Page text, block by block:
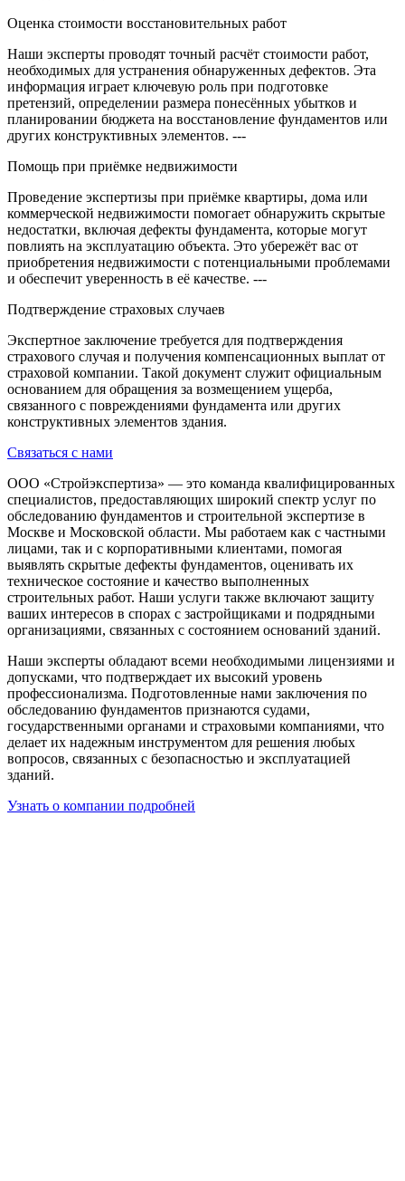
Оценка стоимости восстановительных работ
Наши эксперты проводят точный расчёт стоимости работ,
необходимых для устранения обнаруженных дефектов. Эта
информация играет ключевую роль при подготовке
претензий, определении размера понесённых убытков и
планировании бюджета на восстановление фундаментов или
других конструктивных элементов. ---
Помощь при приёмке недвижимости
Проведение экспертизы при приёмке квартиры, дома или
коммерческой недвижимости помогает обнаружить скрытые
недостатки, включая дефекты фундамента, которые могут
повлиять на эксплуатацию объекта. Это убережёт вас от
приобретения недвижимости с потенциальными проблемами
и обеспечит уверенность в её качестве. ---
Подтверждение страховых случаев
Экспертное заключение требуется для подтверждения
страхового случая и получения компенсационных выплат от
страховой компании. Такой документ служит официальным
основанием для обращения за возмещением ущерба,
связанного с повреждениями фундамента или других
конструктивных элементов здания.
Связаться с нами
ООО «Стройэкспертиза» — это команда квалифицированных
специалистов, предоставляющих широкий спектр услуг по
обследованию фундаментов и строительной экспертизе в
Москве и Московской области. Мы работаем как с частными
лицами, так и с корпоративными клиентами, помогая
выявлять скрытые дефекты фундаментов, оценивать их
техническое состояние и качество выполненных
строительных работ. Наши услуги также включают защиту
ваших интересов в спорах с застройщиками и подрядными
организациями, связанных с состоянием оснований зданий.
Наши эксперты обладают всеми необходимыми лицензиями и
допусками, что подтверждает их высокий уровень
профессионализма. Подготовленные нами заключения по
обследованию фундаментов признаются судами,
государственными органами и страховыми компаниями, что
делает их надежным инструментом для решения любых
вопросов, связанных с безопасностью и эксплуатацией
зданий.
Узнать о компании подробней